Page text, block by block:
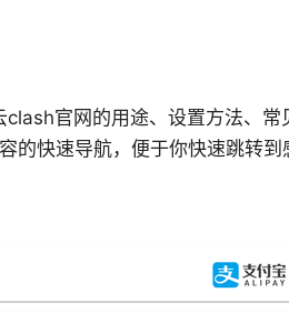
官网的用途、设置方法、常
的快速导航，便于你快速跳转到